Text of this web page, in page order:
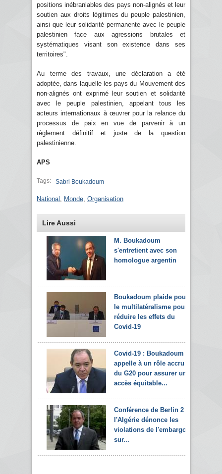
positions inébranlables des pays non-alignés et leur
soutien aux droits légitimes du peuple palestinien,
ainsi que leur solidarité permanente avec le peuple
palestinien face aux agressions brutales et
systématiques visant son existence dans ses
territoires".
Au terme des travaux, une déclaration a été
adoptée, dans laquelle les pays du Mouvement des
non-alignés ont exprimé leur soutien et solidarité
avec le peuple palestinien, appelant tous les
acteurs internationaux à œuvrer pour la relance du
processus de paix en vue de parvenir à un
règlement définitif et juste de la question
palestinienne.
APS
Tags: Sabri Boukadoum
National Monde Organisation
Lire Aussi
M. Boukadoum
s'entretient avec son
homologue argentin
Boukadoum plaide pour
le multilatéralisme pour
réduire les effets du
Covid-19
Covid-19 : Boukadoum
appelle à un rôle accru
du G20 pour assurer un
accès équitable...
Conférence de Berlin 2 :
l'Algérie dénonce les
violations de l'embargo
sur...